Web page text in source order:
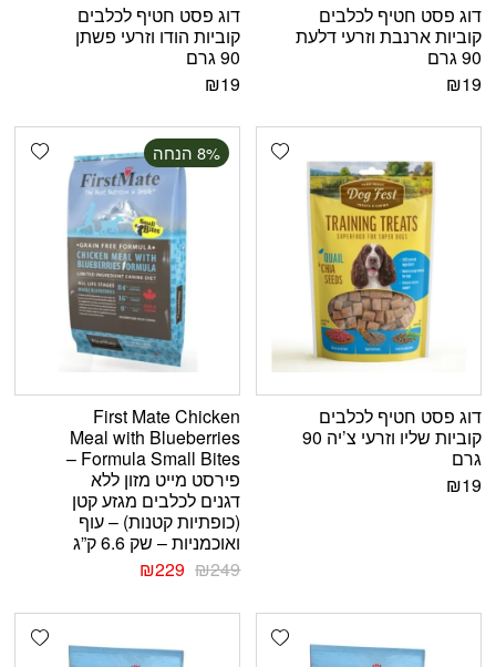
דוג פסט חטיף לכלבים
קוביות ארנבת וזרעי דלעת
90 גרם
₪19
דוג פסט חטיף לכלבים
קוביות הודו וזרעי פשתן
90 גרם
₪19
Add wishlist
דוג פסט חטיף לכלבים
קוביות שליו וזרעי צ’יה 90
גרם
₪19
‫8% הנחה
First Mate Chicken
Meal with Blueberries
Formula Small Bites –
פירסט מייט מזון ללא
דגנים לכלבים מגזע קטן
(כופתיות קטנות) – עוף
ואוכמניות – שק 6.6 ק”ג
₪249
₪229
Add wishlist